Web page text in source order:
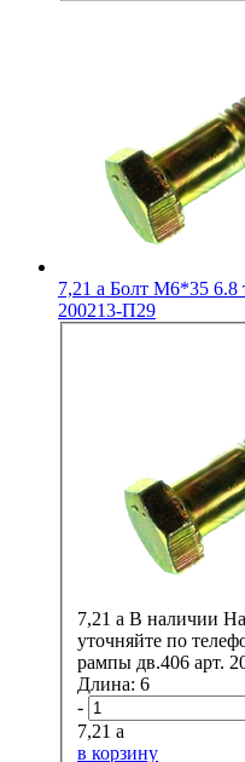
7,21 a Болт М6*35 6.8
200213-П29
7,21 a В наличии
уточняйте по
рампы
Длина: 6
-
7,21 a
в корзину